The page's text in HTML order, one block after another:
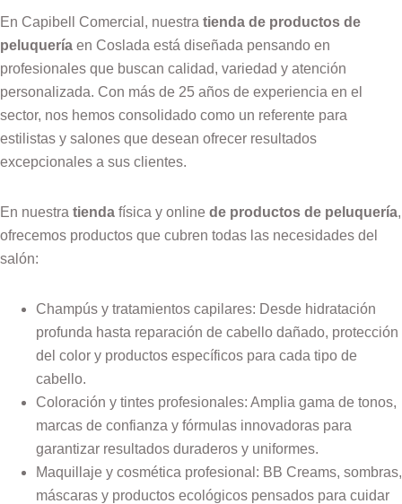
En Capibell Comercial, nuestra tienda de productos de
peluquería en Coslada está diseñada pensando en
profesionales que buscan calidad, variedad y atención
personalizada. Con más de 25 años de experiencia en el
sector, nos hemos consolidado como un referente para
estilistas y salones que desean ofrecer resultados
excepcionales a sus clientes.
En nuestra tienda física y online de productos de peluquería,
ofrecemos productos que cubren todas las necesidades del
salón:
Champús y tratamientos capilares: Desde hidratación
profunda hasta reparación de cabello dañado, protección
del color y productos específicos para cada tipo de
cabello.
Coloración y tintes profesionales: Amplia gama de tonos,
marcas de confianza y fórmulas innovadoras para
garantizar resultados duraderos y uniformes.
Maquillaje y cosmética profesional: BB Creams, sombras,
máscaras y productos ecológicos pensados para cuidar